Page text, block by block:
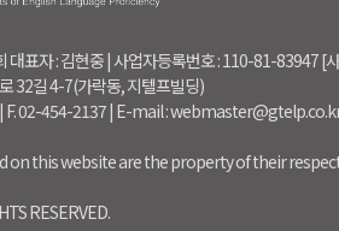
대표자 : 김현중 | 사업자등록번호 : 110-81-83947
32길 4-7(가락동, 지텔프빌딩)
F. 02-454-2137 | E-mail :
on this website are the property of their
RESERVED.